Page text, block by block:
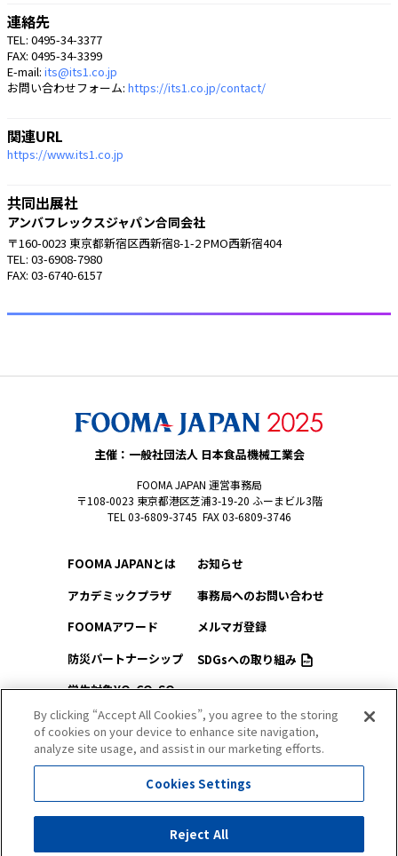
連絡先
TEL: 0495-34-3377
FAX: 0495-34-3399
E-mail: its@its1.co.jp
お問い合わせフォーム: https://its1.co.jp/contact/
関連URL
https://www.its1.co.jp
共同出展社
アンバフレックスジャパン合同会社
〒160-0023 東京都新宿区西新宿8-1-2 PMO西新宿404
TEL: 03-6908-7980
FAX: 03-6740-6157
主催：一般社団法人 日本食品機械工業会
FOOMA JAPAN 運営事務局
〒108-0023 東京都港区芝浦3-19-20 ふーまビル3階
TEL 03-6809-3745 FAX 03-6809-3746
FOOMA JAPANとは
アカデミックプラザ
FOOMAアワード
防災パートナーシップ
学生対象YO-CO-SO
（ようこそ）FOOMA
会場アクセス
会場マップ
出展社情報
セミナー・シンポジウム
お知らせ
事務局へのお問い合わせ
メルマガ登録
SDGsへの取り組み
プライバシーポリシー
サイトマップ
By clicking “Accept All Cookies”, you agree to the storing
of cookies on your device to enhance site navigation,
analyze site usage, and assist in our marketing efforts.
Cookies Settings
Reject All